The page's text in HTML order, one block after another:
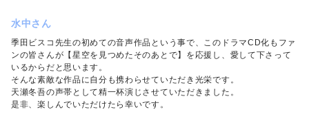
水中さん
季田ビスコ先生の初めての音声作品という事で、このドラマCD化もファ
ンの皆さんが【星空を見つめたそのあとで】を応援し、愛して下さって
いるからだと思います。
そんな素敵な作品に自分も携わらせていただき光栄です。
天瀬冬吾の声帯として精一杯演じさせていただきました。
是非、楽しんでいただけたら幸いです。